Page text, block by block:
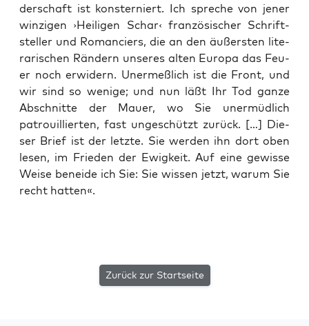
der­schaft ist kon­ster­niert. Ich spre­che von jener
win­zi­gen ›Hei­li­gen Schar‹ fran­zö­si­scher Schrift­
stel­ler und Roman­ciers, die an den äußers­ten lite­
ra­ri­schen Rän­dern unse­res alten Euro­pa das Feu­
er noch erwi­dern. Uner­meß­lich ist die Front, und
wir sind so weni­ge; und nun läßt Ihr Tod gan­ze
Abschnit­te der Mau­er, wo Sie uner­müd­lich
patrouil­lier­ten, fast unge­schützt zurück. […] Die­
ser Brief ist der letz­te. Sie wer­den ihn dort oben
lesen, im Frie­den der Ewig­keit. Auf eine gewis­se
Wei­se benei­de ich Sie: Sie wis­sen jetzt, war­um Sie
recht hatten«.
Zurück zur Startseite